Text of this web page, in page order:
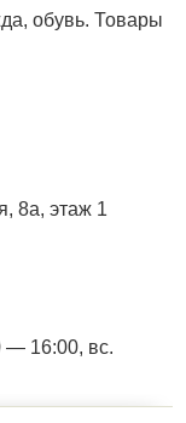
обувь. Товары
8а, этаж 1
— 16:00, вс.